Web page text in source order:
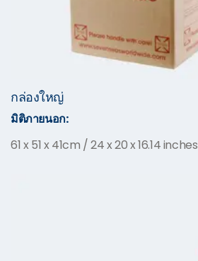
กล่องใหญ่
มิติภายนอก:
61 x 51 x 41cm / 24 x 20 x 16.14 inches